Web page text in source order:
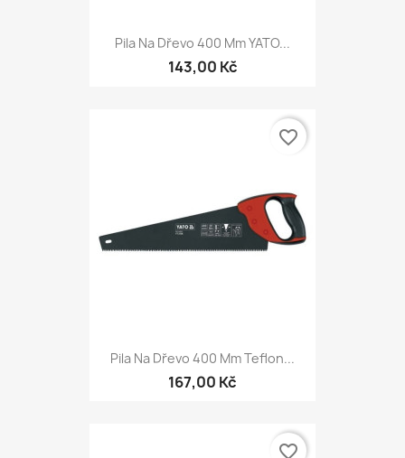
Pila Na Dřevo 400 Mm YATO...
143,00 Kč
Pila Na Dřevo 400 Mm Teflon...
167,00 Kč
favorite_border
favorite_border